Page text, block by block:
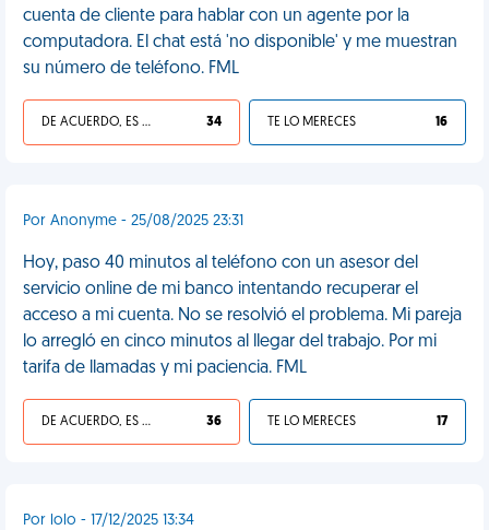
cuenta de cliente para hablar con un agente por la
computadora. El chat está 'no disponible' y me muestran
su número de teléfono. FML
DE ACUERDO, ES UNA VIDA HP 34 TE LO MERECES 16
Por Anonyme - 25/08/2025 23:31
Hoy, paso 40 minutos al teléfono con un asesor del
servicio online de mi banco intentando recuperar el
acceso a mi cuenta. No se resolvió el problema. Mi pareja
lo arregló en cinco minutos al llegar del trabajo. Por mi
tarifa de llamadas y mi paciencia. FML
DE ACUERDO, ES UNA VIDA HP 36 TE LO MERECES 17
Por lolo - 17/12/2025 13:34